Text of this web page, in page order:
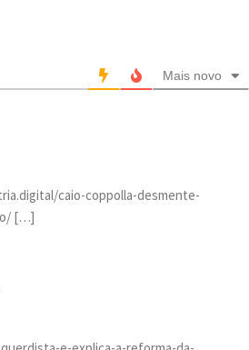
Mais novo
caio-coppolla-desmente-
[…]